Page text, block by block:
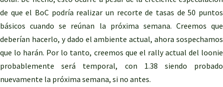
de que el BoC podría realizar un recorte de tasas de 50 puntos
básicos cuando se reúnan la próxima semana. Creemos que
deberían hacerlo, y dado el ambiente actual, ahora sospechamos
que lo harán. Por lo tanto, creemos que el rally actual del loonie
probablemente será temporal, con 1.38 siendo probado
nuevamente la próxima semana, si no antes.